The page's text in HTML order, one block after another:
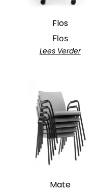
Flos
Flos
Lees Verder
Mate